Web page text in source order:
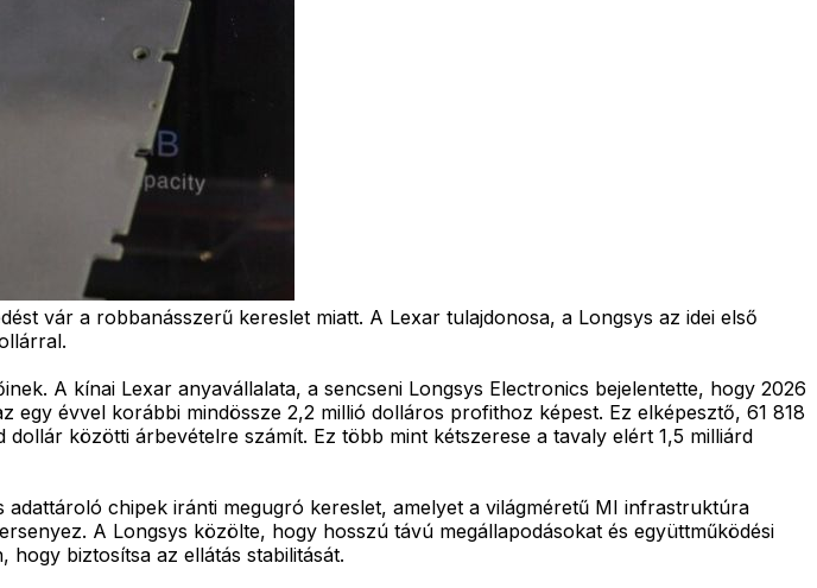
vár a robbanásszerű kereslet miatt. A Lexar tulajdonosa, a Longsys az idei első
A kínai Lexar anyavállalata, a sencseni Longsys Electronics bejelentette, hogy 2026
évvel korábbi mindössze 2,2 millió dolláros profithoz képest. Ez elképesztő, 61 818
közötti árbevételre számít. Ez több mint kétszerese a tavaly elért 1,5 milliárd
chipek iránti megugró kereslet, amelyet a világméretű MI infrastruktúra
A Longsys közölte, hogy hosszú távú megállapodásokat és együttműködési
biztosítsa az ellátás stabilitását.